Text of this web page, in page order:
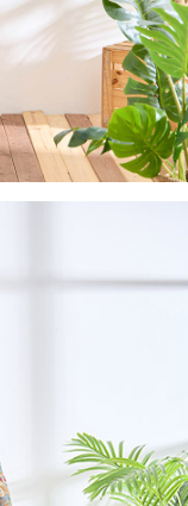
享後付」服務完成之交
易相關給付款項請求債
之同意方可使用
，本公司不負相關責
用戶狀況，依本公司即
，本公司將視審查結果
發現惡意使用之情形，
並採取法律行動。